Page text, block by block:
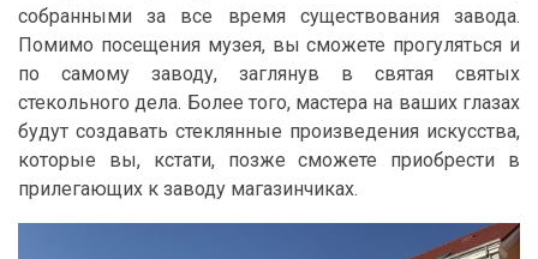
собранными за все время существования завода.
Помимо посещения музея, вы сможете прогуляться и
по самому заводу, заглянув в святая святых
стекольного дела. Более того, мастера на ваших глазах
будут создавать стеклянные произведения искусства,
которые вы, кстати, позже сможете приобрести в
прилегающих к заводу магазинчиках.